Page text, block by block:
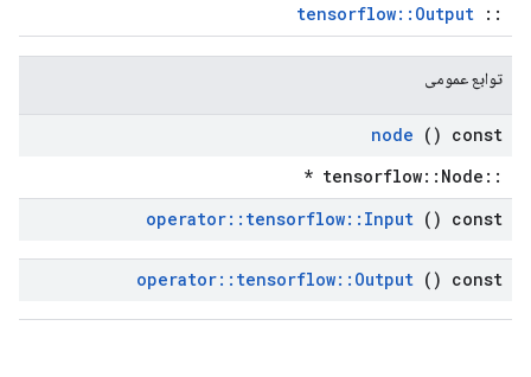
::
tensorflow::Output
توابع عمومی
node () const
::tensorflow::Node *
operator:: tensorflow:: Input () const
operator:: tensorflow:: Output () const